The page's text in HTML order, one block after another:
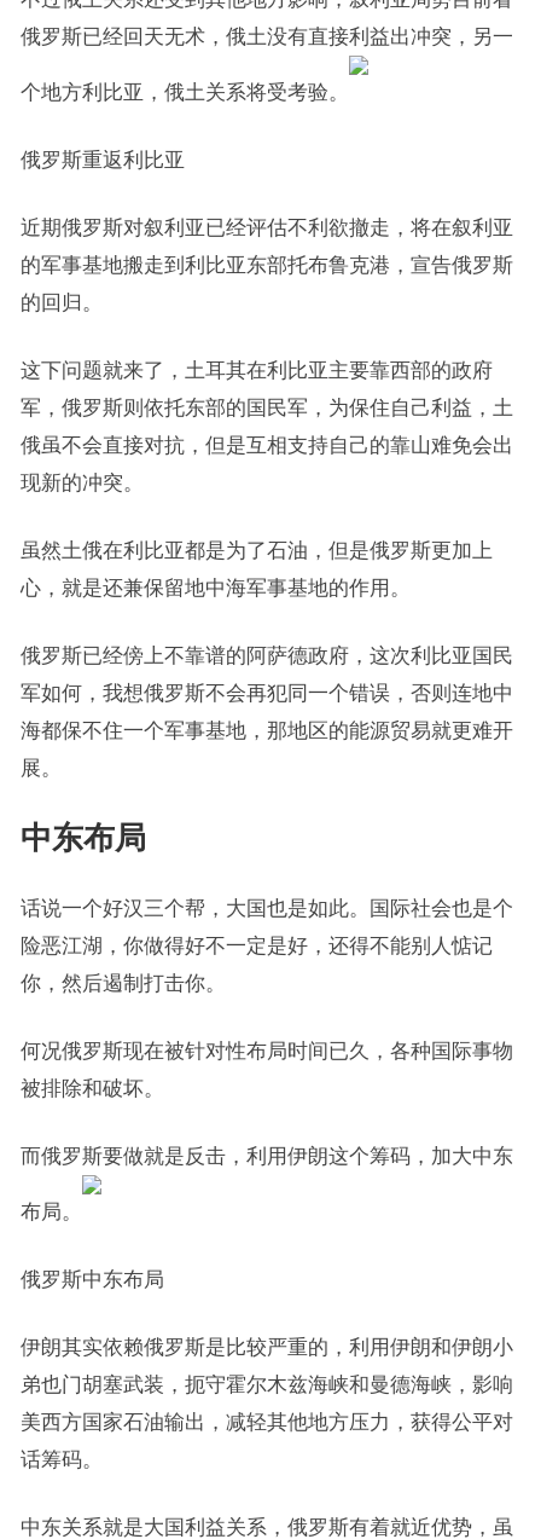
俄罗斯已经回天无术，俄土没有直接利益出冲突，另一
个地方利比亚，俄土关系将受考验。
俄罗斯重返利比亚
近期俄罗斯对叙利亚已经评估不利欲撤走，将在叙利亚
的军事基地搬走到利比亚东部托布鲁克港，宣告俄罗斯
的回归。
这下问题就来了，土耳其在利比亚主要靠西部的政府
军，俄罗斯则依托东部的国民军，为保住自己利益，土
俄虽不会直接对抗，但是互相支持自己的靠山难免会出
现新的冲突。
虽然土俄在利比亚都是为了石油，但是俄罗斯更加上
心，就是还兼保留地中海军事基地的作用。
俄罗斯已经傍上不靠谱的阿萨德政府，这次利比亚国民
军如何，我想俄罗斯不会再犯同一个错误，否则连地中
海都保不住一个军事基地，那地区的能源贸易就更难开
展。
中东布局
话说一个好汉三个帮，大国也是如此。国际社会也是个
险恶江湖，你做得好不一定是好，还得不能别人惦记
你，然后遏制打击你。
何况俄罗斯现在被针对性布局时间已久，各种国际事物
被排除和破坏。
而俄罗斯要做就是反击，利用伊朗这个筹码，加大中东
布局。
俄罗斯中东布局
伊朗其实依赖俄罗斯是比较严重的，利用伊朗和伊朗小
弟也门胡塞武装，扼守霍尔木兹海峡和曼德海峡，影响
美西方国家石油输出，减轻其他地方压力，获得公平对
话筹码。
中东关系就是大国利益关系，俄罗斯有着就近优势，虽